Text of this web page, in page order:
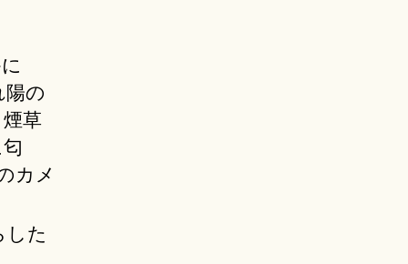
に
の
草
カメ
した